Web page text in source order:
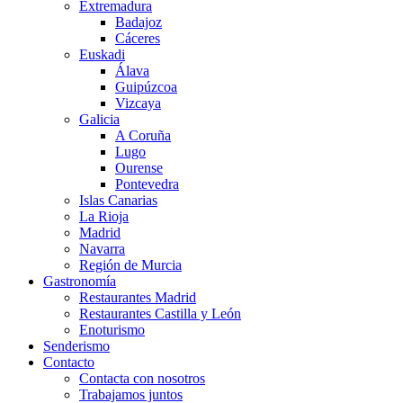
Extremadura
Badajoz
Cáceres
Euskadi
Álava
Guipúzcoa
Vizcaya
Galicia
A Coruña
Lugo
Ourense
Pontevedra
Islas Canarias
La Rioja
Madrid
Navarra
Región de Murcia
Gastronomía
Restaurantes Madrid
Restaurantes Castilla y León
Enoturismo
Senderismo
Contacto
Contacta con nosotros
Trabajamos juntos